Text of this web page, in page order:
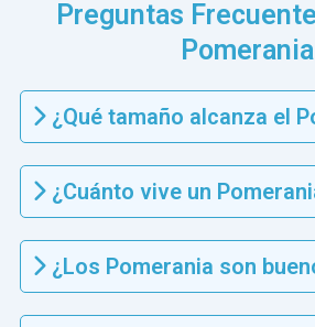
Preguntas
Pomerania
¿Qué tamaño alcanza el
¿Cuánto vive un
¿Los Pomerania son